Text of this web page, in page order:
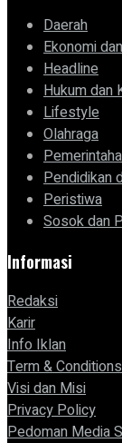
Daerah
Ekonomi
Headline
Hukum dan
Lifestyle
Olahraga
Pendidikan
Peristiwa
Sosok dan
Informasi
Redaksi
Karir
Info Iklan
Term & Conditions
Visi dan Misi
Privacy Policy
Pedoman Media